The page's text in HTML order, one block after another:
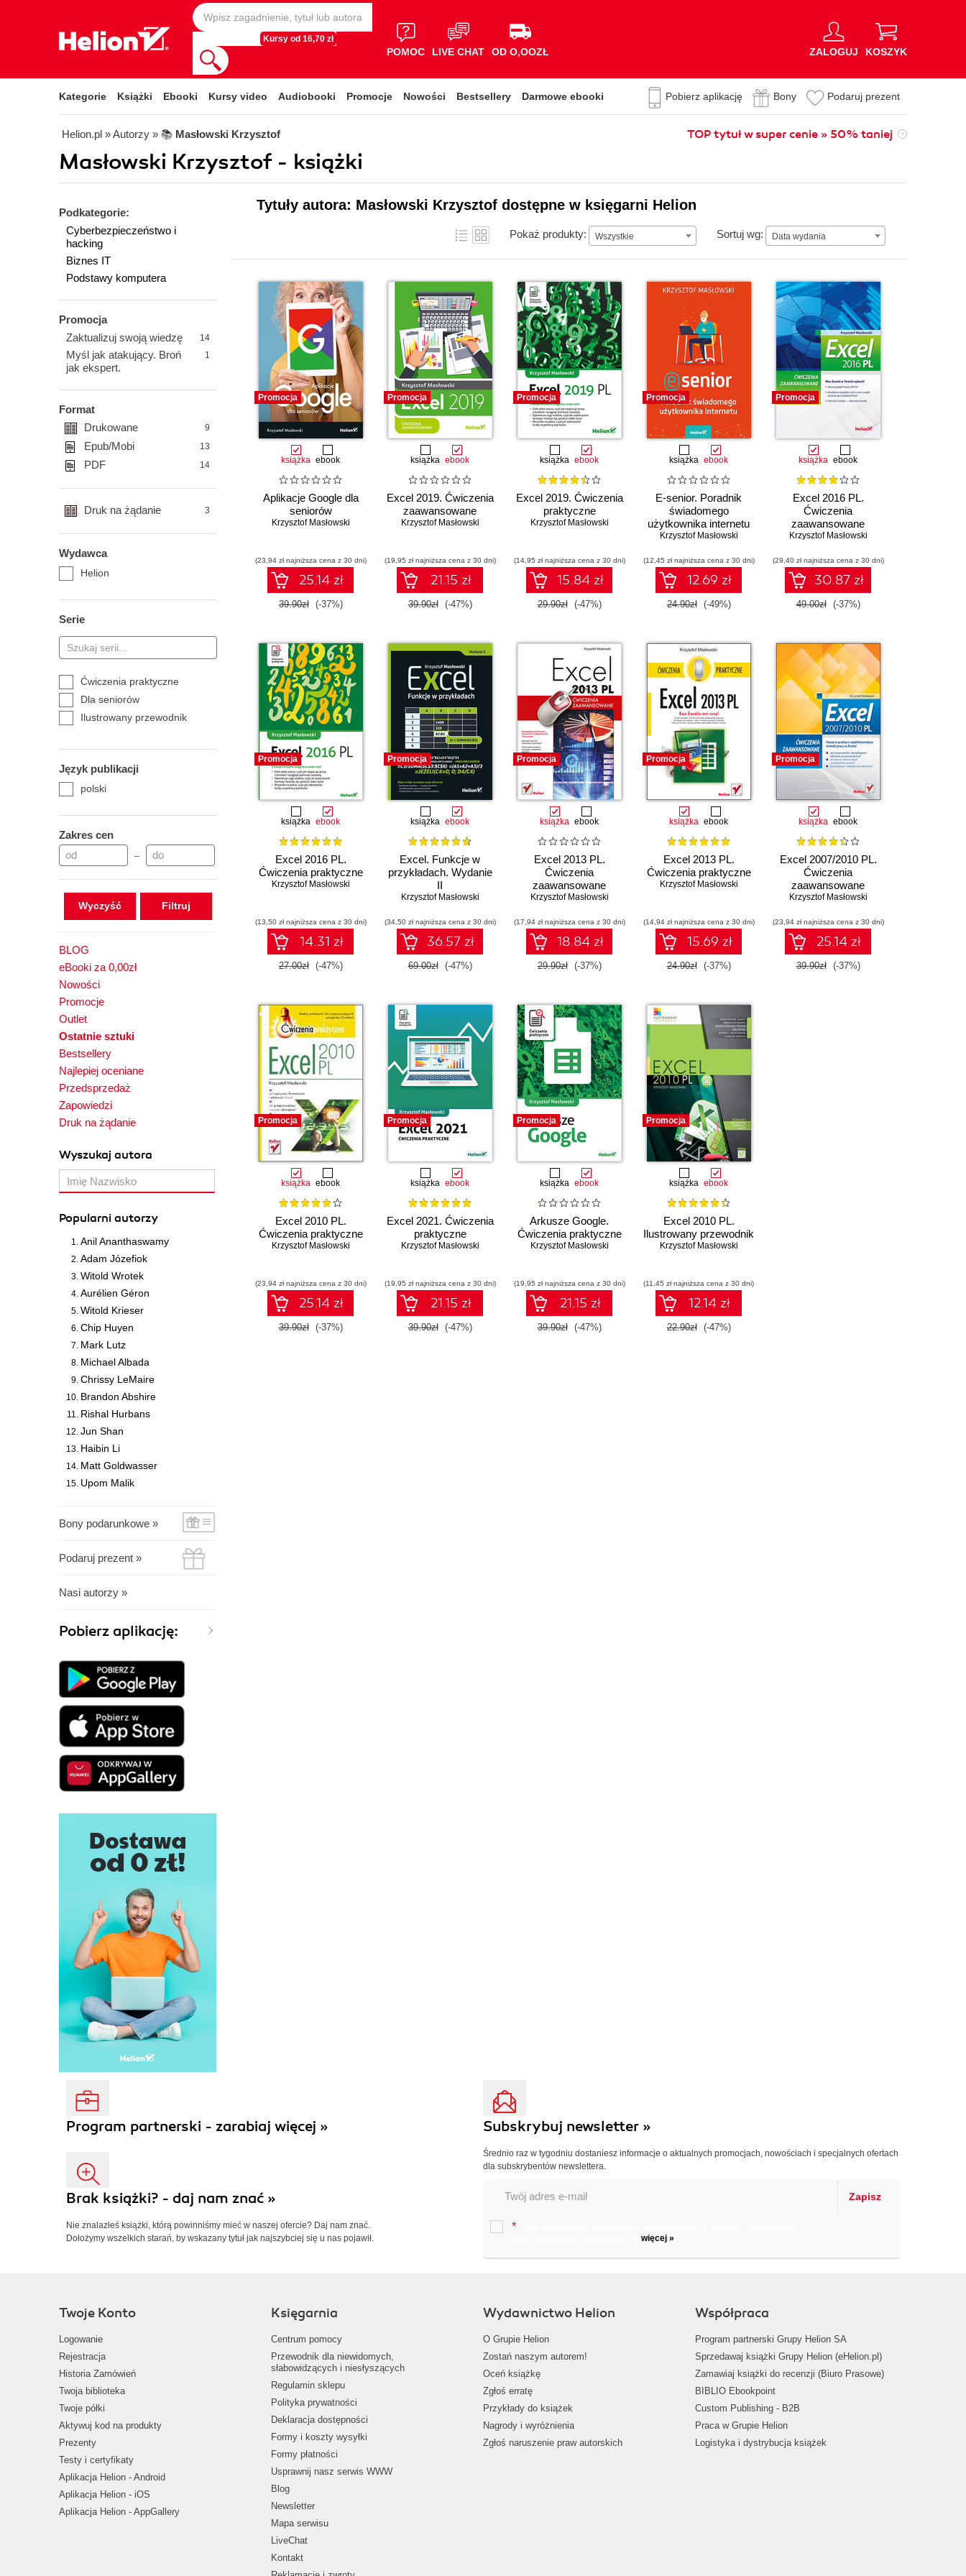
Kursy od 16,70 zł
POMOC LIVE CHAT OD O,OOZŁ ZALOGUJ KOSZYK
Kategorie Książki Ebooki Kursy video Audiobooki Promocje Nowości Bestsellery Darmowe ebooki Pobierz aplikację Bony Podaruj prezent
Helion.pl » Autorzy » 📚 Masłowski Krzysztof TOP tytuł w super cenie » 50% taniej
Masłowski Krzysztof - książki
Podkategorie:
Cyberbezpieczeństwo i
hacking
Biznes IT
Podstawy komputera
Promocja
Zaktualizuj swoją wiedzę
14
Myśl jak atakujący. Broń
jak ekspert.
1
Format
Drukowane
9
Epub/Mobi 13
PDF 14
Druk na żądanie 3
Wydawca
Helion
Serie
Ćwiczenia praktyczne
Dla seniorów
Ilustrowany przewodnik
Język publikacji
polski
Zakres cen
–
Wyczyść
BLOG
eBooki za 0,00zł
Nowości
Promocje
Outlet
Ostatnie sztuki
Bestsellery
Najlepiej oceniane
Przedsprzedaż
Zapowiedzi
Druk na żądanie
Wyszukaj autora
Popularni autorzy
Anil Ananthaswamy
Adam Józefiok
Witold Wrotek
Aurélien Géron
Witold Krieser
Chip Huyen
Mark Lutz
Michael Albada
Chrissy LeMaire
Brandon Abshire
Rishal Hurbans
Jun Shan
Haibin Li
Matt Goldwasser
Upom Malik
Bony podarunkowe »
Podaruj prezent »
Nasi autorzy »
Pobierz aplikację:
Tytuły autora: Masłowski Krzysztof dostępne w księgarni Helion
Pokaż produkty: Wszystkie Sortuj wg: Data wydania
Data wydania
Promocja
książka ebook
Aplikacje Google dla
seniorów
Krzysztof Masłowski
(23,94 zł najniższa cena z 30 dni)
25.14 zł
39.90zł (-37%)
Promocja
książka ebook
Excel 2019. Ćwiczenia
zaawansowane
Krzysztof Masłowski
(19,95 zł najniższa cena z 30 dni)
21.15 zł
39.90zł (-47%)
Promocja
książka ebook
Excel 2019. Ćwiczenia
praktyczne
Krzysztof Masłowski
(14,95 zł najniższa cena z 30 dni)
15.84 zł
29.90zł (-47%)
Promocja
książka ebook
E-senior. Poradnik
świadomego
użytkownika internetu
Krzysztof Masłowski
(12,45 zł najniższa cena z 30 dni)
12.69 zł
24.90zł (-49%)
Promocja
książka ebook
Excel 2016 PL.
Ćwiczenia
zaawansowane
Krzysztof Masłowski
(29,40 zł najniższa cena z 30 dni)
30.87 zł
49.00zł (-37%)
Promocja
książka ebook
Excel 2016 PL.
Ćwiczenia praktyczne
Krzysztof Masłowski
(13,50 zł najniższa cena z 30 dni)
14.31 zł
27.00zł (-47%)
Promocja
książka ebook
Excel. Funkcje w
przykładach. Wydanie
II
Krzysztof Masłowski
(34,50 zł najniższa cena z 30 dni)
36.57 zł
69.00zł (-47%)
Promocja
książka ebook
Excel 2013 PL.
Ćwiczenia
zaawansowane
Krzysztof Masłowski
(17,94 zł najniższa cena z 30 dni)
18.84 zł
29.90zł (-37%)
Promocja
książka ebook
Excel 2013 PL.
Ćwiczenia praktyczne
Krzysztof Masłowski
(14,94 zł najniższa cena z 30 dni)
15.69 zł
24.90zł (-37%)
Promocja
książka ebook
Excel 2007/2010 PL.
Ćwiczenia
zaawansowane
Krzysztof Masłowski
(23,94 zł najniższa cena z 30 dni)
25.14 zł
39.90zł (-37%)
Promocja
książka ebook
Excel 2010 PL.
Ćwiczenia praktyczne
Krzysztof Masłowski
(23,94 zł najniższa cena z 30 dni)
25.14 zł
39.90zł (-37%)
Promocja
książka ebook
Excel 2021. Ćwiczenia
praktyczne
Krzysztof Masłowski
(19,95 zł najniższa cena z 30 dni)
21.15 zł
39.90zł (-47%)
Promocja
książka ebook
Arkusze Google.
Ćwiczenia praktyczne
Krzysztof Masłowski
(19,95 zł najniższa cena z 30 dni)
21.15 zł
39.90zł (-47%)
Promocja
książka ebook
Excel 2010 PL.
Ilustrowany przewodnik
Krzysztof Masłowski
(11,45 zł najniższa cena z 30 dni)
12.14 zł
22.90zł (-47%)
Program partnerski - zarabiaj więcej »
Brak książki? - daj nam znać »
Nie znalazłeś książki, którą powinniśmy mieć w naszej ofercie? Daj nam znać.
Dołożymy wszelkich starań, by wskazany tytuł jak najszybciej się u nas pojawił.
Subskrybuj newsletter »
Średnio raz w tygodniu dostaniesz informacje o aktualnych promocjach, nowościach i specjalnych ofertach
dla subskrybentów newslettera.
Zapisz
*
więcej »
Twoje Konto
Logowanie
Rejestracja
Historia Zamówień
Twoja biblioteka
Twoje półki
Aktywuj kod na produkty
Prezenty
Testy i certyfikaty
Aplikacja Helion - Android
Aplikacja Helion - iOS
Aplikacja Helion - AppGallery
Księgarnia
Centrum pomocy
Przewodnik dla niewidomych,
słabowidzących i niesłyszących
Regulamin sklepu
Polityka prywatności
Deklaracja dostępności
Formy i koszty wysyłki
Formy płatności
Usprawnij nasz serwis WWW
Blog
Newsletter
Mapa serwisu
LiveChat
Kontakt
Wydawnictwo Helion
O Grupie Helion
Zostań naszym autorem!
Oceń książkę
Zgłoś erratę
Przykłady do książek
Nagrody i wyróżnienia
Zgłoś naruszenie praw autorskich
Współpraca
Program partnerski Grupy Helion SA
Sprzedawaj książki Grupy Helion (eHelion.pl)
Zamawiaj książki do recenzji (Biuro Prasowe)
BIBLIO Ebookpoint
Custom Publishing - B2B
Praca w Grupie Helion
Logistyka i dystrybucja książek